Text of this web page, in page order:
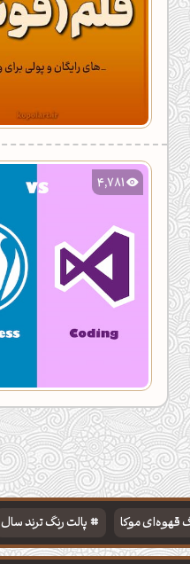
4,781
قهوه‌ای موکا پالت رنگ ترند سال